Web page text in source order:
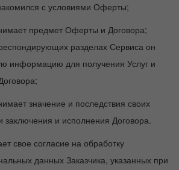
с условиями Оферты;
предмет Оферты и Договора;
разделах Сервиса он
информацию для получения Услуг и
значение и последствия своих
заключения и исполнения Договора.
свое согласие на обработку
данных Заказчика, указанных при